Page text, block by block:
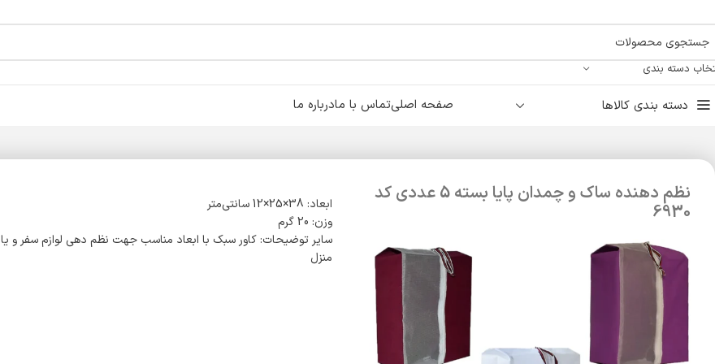
دسته بندی
دسته بندی کالاها صفحه اصلیتماس با مادرباره ما
نظم دهنده ساک و چمدان پایا بسته 5 عددی کد
6930
ابعاد: 38×25×12 سانتی‌متر
وزن: 20 گرم
سایر توضیحات: کاور سبک با ابعاد مناسب جهت نظم دهی لوازم سفر و یا
منزل